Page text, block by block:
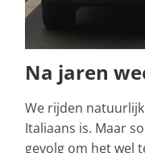
Na jaren
We rijden
Italiaans is. Maar
gevolg om het wel